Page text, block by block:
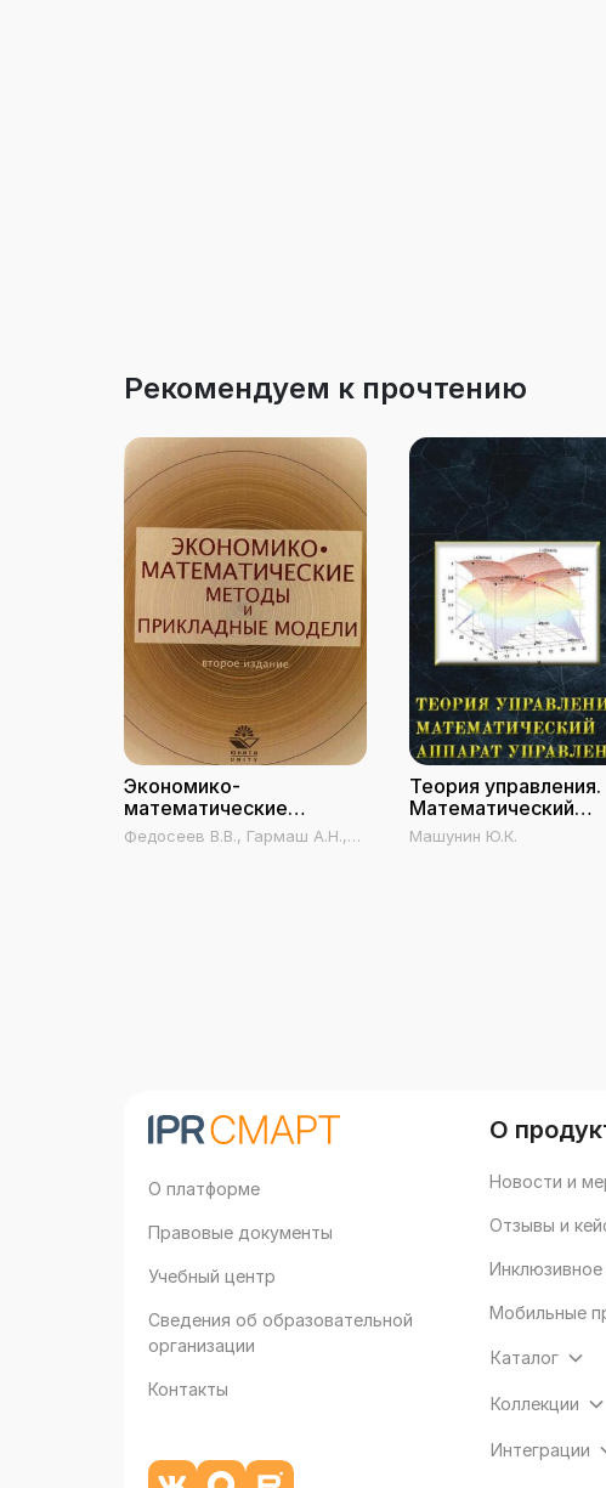
Рекомендуем к прочтению
Экономико-
математические
методы и прикладные
модели
Федосеев В.В., Гармаш А.Н.,
Теория управления.
Математический
аппарат управления в
экономике
Машунин Ю.К.
О платформе
Правовые документы
Учебный центр
Сведения об образовательной
организации
Контакты
О
Новости и
Отзывы и
Мобильные
Каталог
Коллекции
Интеграции